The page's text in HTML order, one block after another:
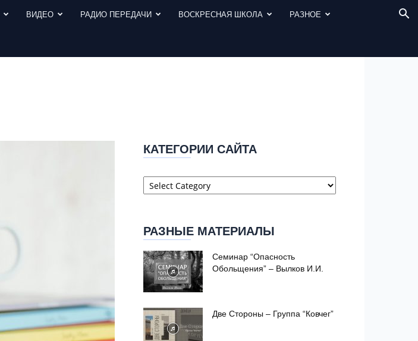
ВИДЕО РАДИО ПЕРЕДАЧИ ВОСКРЕСНАЯ ШКОЛА РАЗНОЕ
КАТЕГОРИИ САЙТА
Категории
сайта
РАЗНЫЕ МАТЕРИАЛЫ
Семинар “Опасность
Обольщения” – Вылков И.И.
Две Стороны – Группа “Ковчег”